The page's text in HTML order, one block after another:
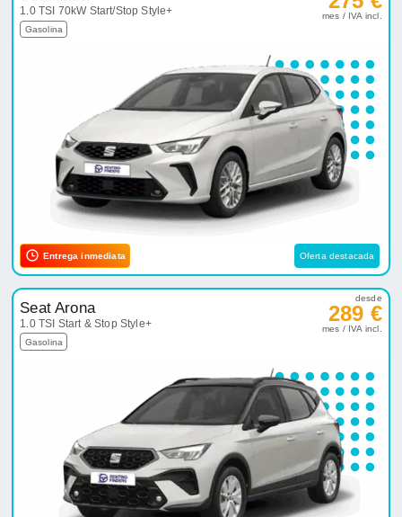
1.0 TSI 70kW Start/Stop Style+
Gasolina
mes / IVA incl.
Entrega inmediata Oferta destacada
Seat Arona
1.0 TSI Start & Stop Style+
Gasolina
desde
289 €
mes / IVA incl.